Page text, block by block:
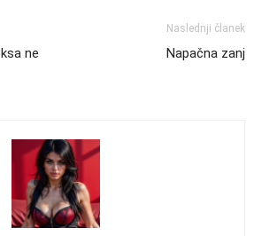
ne
Naslednji članek
Napačna zanj